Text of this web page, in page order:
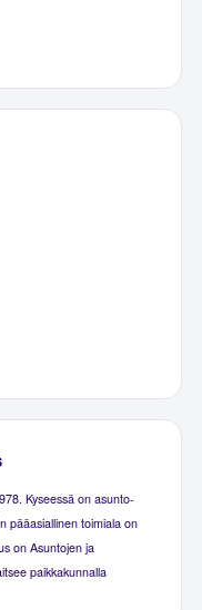
Kyseessä on asunto-
pääasiallinen toimiala on
on Asuntojen ja
paikkakunnalla